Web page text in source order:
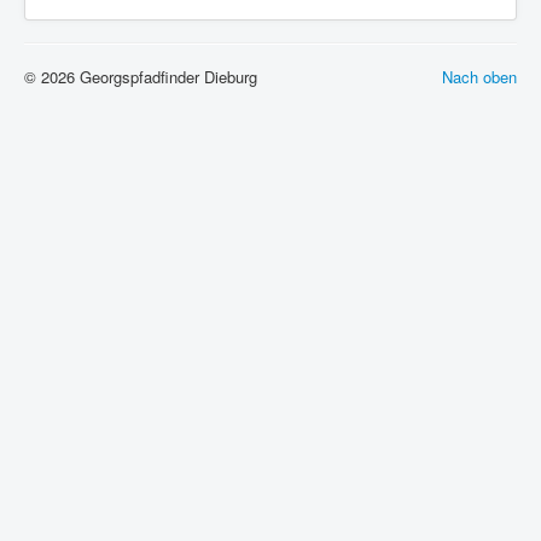
Nach oben
© 2026 Georgspfadfinder Dieburg